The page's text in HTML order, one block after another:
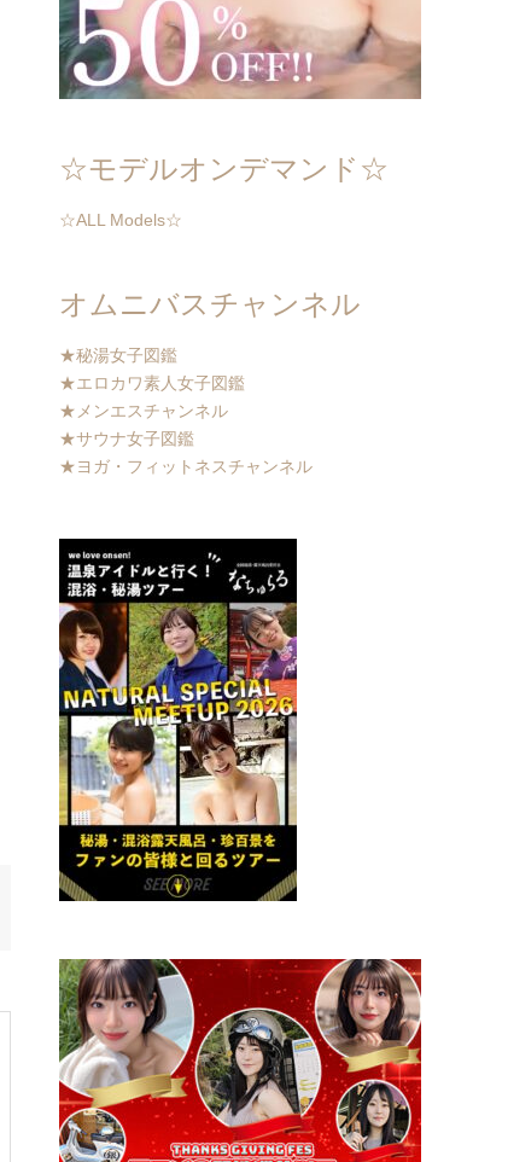
☆モデルオンデマンド☆
☆ALL Models☆
オムニバスチャンネル
★秘湯女子図鑑
★エロカワ素人女子図鑑
★メンエスチャンネル
★サウナ女子図鑑
★ヨガ・フィットネスチャンネル